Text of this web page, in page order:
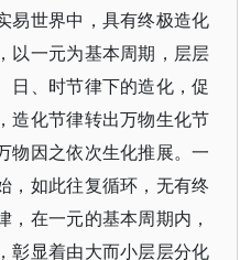
易世界中，具有终极造化
以一元为基本周期，层层
日、时节律下的造化，促
造化节律转出万物生化节
物因之依次生化推展。一
，如此往复循环，无有终
，在一元的基本周期内，
彰显着由大而小层层分化